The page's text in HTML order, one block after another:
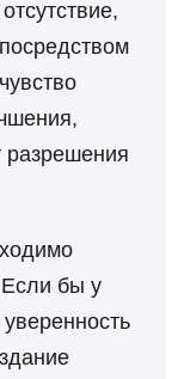
разрешения
Если бы у